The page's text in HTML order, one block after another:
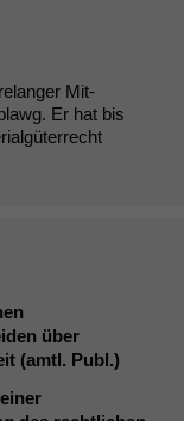
Mit-
Er hat bis
über
(amtl. Publ.)